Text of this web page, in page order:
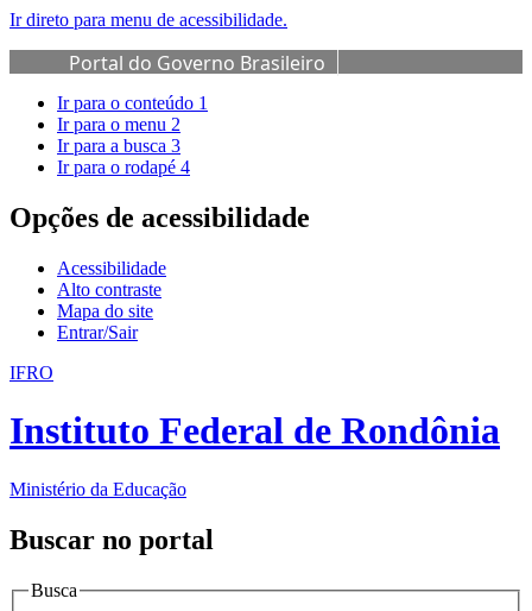
Ir direto para menu de acessibilidade.
Portal do Governo Brasileiro
Ir para o conteúdo 1
Ir para o menu 2
Ir para a busca 3
Ir para o rodapé 4
Opções de acessibilidade
Acessibilidade
Alto contraste
Mapa do site
Entrar/Sair
IFRO
Instituto Federal de Rondônia
Ministério da Educação
Buscar no portal
Busca